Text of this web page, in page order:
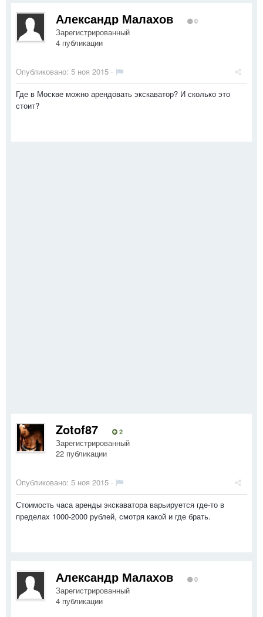
Александр Малахов 0
Зарегистрированный
4 публикации
Опубликовано: 5 ноя 2015 ·
Где в Москве можно арендовать экскаватор? И сколько это
стоит?
Zotof87 2
Зарегистрированный
22 публикации
Опубликовано: 5 ноя 2015 ·
Стоимость часа аренды экскаватора варьируется где-то в
пределах 1000-2000 рублей, смотря какой и где брать.
Александр Малахов 0
Зарегистрированный
4 публикации